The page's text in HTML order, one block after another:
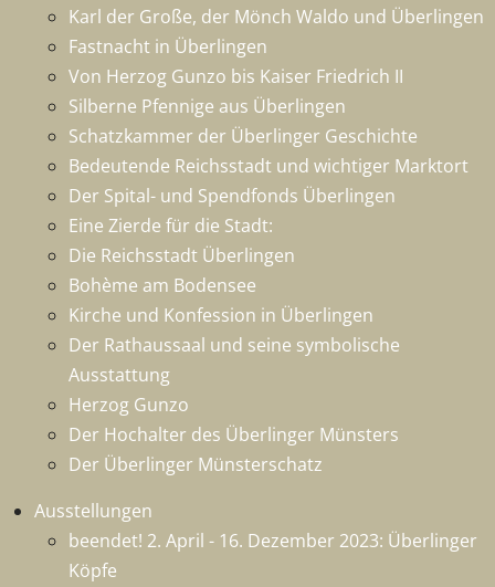
Karl der Große, der Mönch Waldo und Überlingen
Fastnacht in Überlingen
Von Herzog Gunzo bis Kaiser Friedrich II
Silberne Pfennige aus Überlingen
Schatzkammer der Überlinger Geschichte
Bedeutende Reichsstadt und wichtiger Marktort
Der Spital- und Spendfonds Überlingen
Eine Zierde für die Stadt:
Die Reichsstadt Überlingen
Bohème am Bodensee
Kirche und Konfession in Überlingen
Der Rathaussaal und seine symbolische
Ausstattung
Herzog Gunzo
Der Hochalter des Überlinger Münsters
Der Überlinger Münsterschatz
Ausstellungen
beendet! 2. April - 16. Dezember 2023: Überlinger
Köpfe